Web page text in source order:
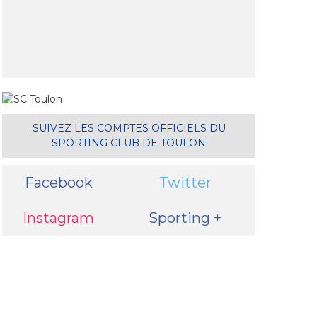
SUIVEZ LES COMPTES OFFICIELS DU
SPORTING CLUB DE TOULON
Facebook Twitter
Instagram Sporting +